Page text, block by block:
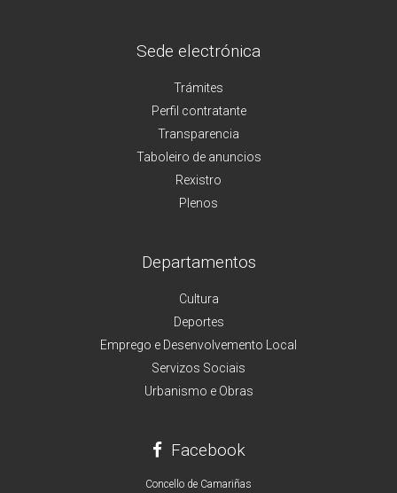
Sede electrónica
Trámites
Perfil contratante
Transparencia
Taboleiro de anuncios
Rexistro
Plenos
Departamentos
Cultura
Deportes
Emprego e Desenvolvemento Local
Servizos Sociais
Urbanismo e Obras
Facebook
Concello de Camariñas